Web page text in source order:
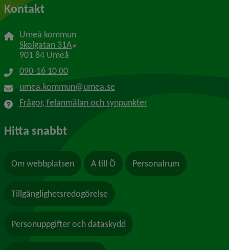
Kontakt
Umeå kommun
Skolgatan 31A Länk till annan webbplats, öppnas i nytt
901 84 Umeå
090-16 10 00
umea.kommun@umea.se
Frågor, felanmälan och synpunkter
Hitta snabbt
Om webbplatsen A till Ö Personalrum
Tillgänglighetsredogörelse
Personuppgifter och dataskydd